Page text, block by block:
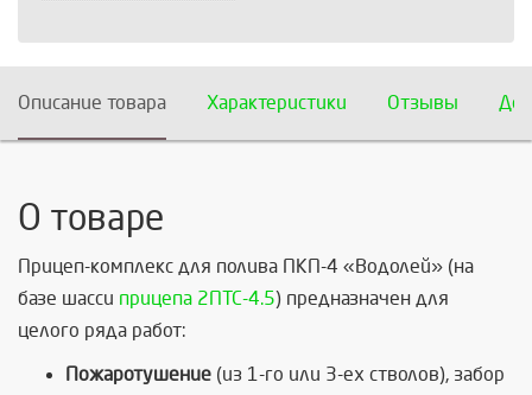
Описание товара Характеристики Отзывы
О товаре
Прицеп-комплекс для полива ПКП-4 «Водолей» (на
базе шасси прицепа 2ПТС-4.5) предназначен для
целого ряда работ:
Пожаротушение (из 1-го или 3-ех стволов), забор